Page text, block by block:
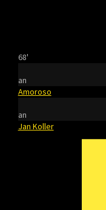
68'
an
Amoroso
an
Jan Koller